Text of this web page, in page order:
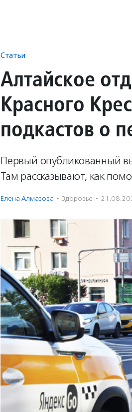
Статьи
Алтайское
Красного
подкастов о
Первый опубликованный
Там рассказывают, как
Елена Алмазова · Здоровье ·